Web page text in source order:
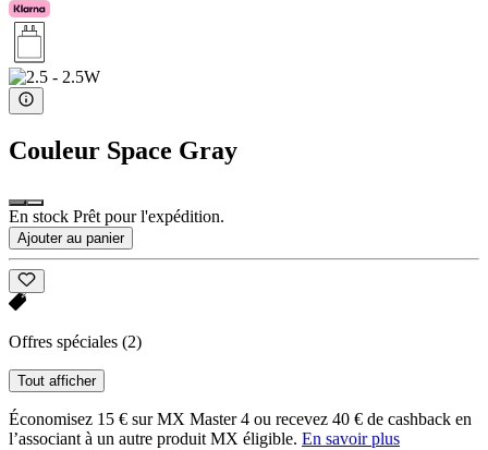
Couleur Space Gray
En stock Prêt pour l'expédition.
Ajouter au panier
Offres spéciales (2)
Tout afficher
Économisez 15 € sur MX Master 4 ou recevez 40 € de cashback en
l’associant à un autre produit MX éligible. En savoir plus